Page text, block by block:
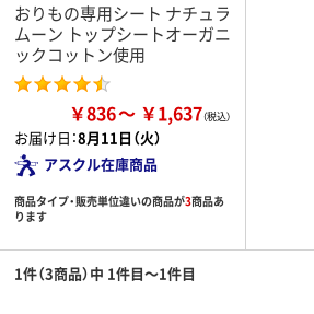
おりもの専用シート ナチュラ
ムーン トップシートオーガニ
ックコットン使用
￥836 ￥1,637
お届け日：8月11日（火）
アスクル在庫商品
商品タイプ・販売単位違いの商品が3商品あ
ります
1件（3商品）中 1件目～1件目